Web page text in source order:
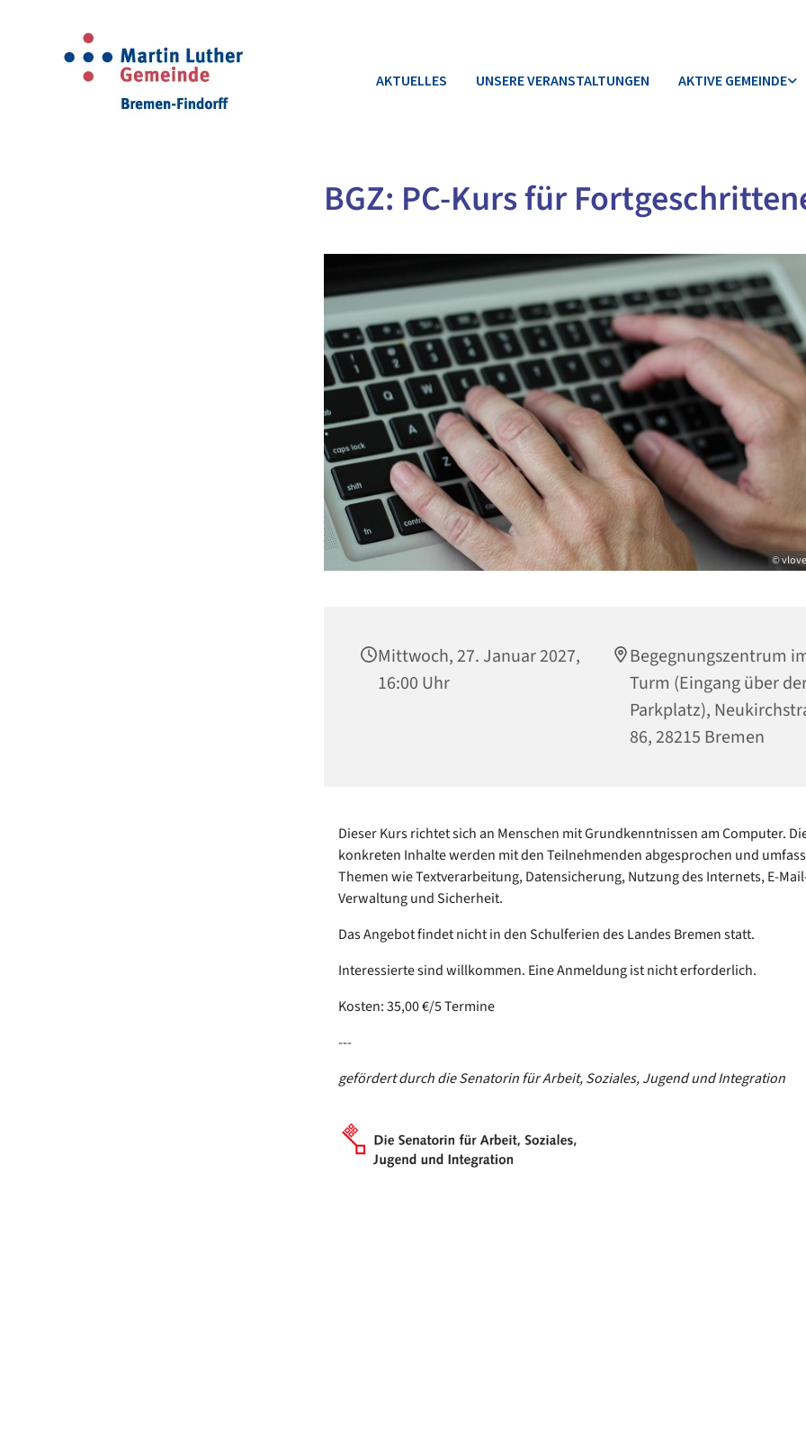
AKTUELLES UNSERE VERANSTALTUNGEN AKTIVE GEMEINDE
BGZ: PC-Kurs für
©
Mittwoch, 27. Januar 2027,
16:00 Uhr
Begegnungszentrum
Turm (Eingang über
Parkplatz),
86, 28215 Bremen
Dieser Kurs richtet sich an Menschen mit Grundkenntnissen am Computer.
konkreten Inhalte werden mit den Teilnehmenden abgesprochen und
Themen wie Textverarbeitung, Datensicherung, Nutzung des Internets, E-
Verwaltung und Sicherheit.
Das Angebot findet nicht in den Schulferien des Landes Bremen statt.
Interessierte sind willkommen. Eine Anmeldung ist nicht erforderlich.
Kosten: 35,00 €/5 Termine
---
gefördert durch die Senatorin für Arbeit, Soziales, Jugend und Integration